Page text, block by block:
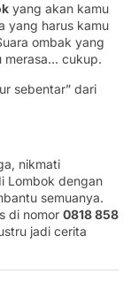
yang akan kamu
yang harus kamu
ombak yang
merasa… cukup.
sebentar” dari
nikmati
Lombok dengan
semuanya.
di nomor 0818 858
jadi cerita